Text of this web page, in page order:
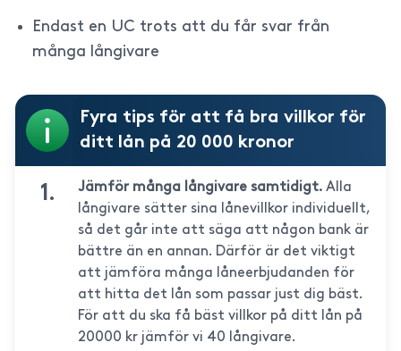
Endast en UC trots att du får svar från
många långivare
Fyra tips för att få bra villkor för
ditt lån på 20 000 kronor
Jämför många långivare samtidigt. Alla
långivare sätter sina lånevillkor individuellt,
så det går inte att säga att någon bank är
bättre än en annan. Därför är det viktigt
att jämföra många låneerbjudanden för
att hitta det lån som passar just dig bäst.
För att du ska få bäst villkor på ditt lån på
20000 kr jämför vi 40 långivare.